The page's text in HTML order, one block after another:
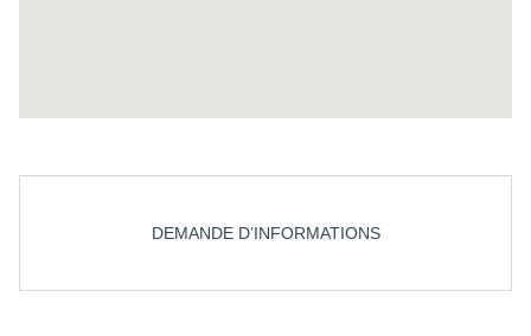
DEMANDE D’INFORMATIONS